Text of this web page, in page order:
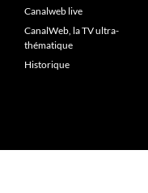
Canalweb live
CanalWeb, la TV ultra-
thématique
Historique